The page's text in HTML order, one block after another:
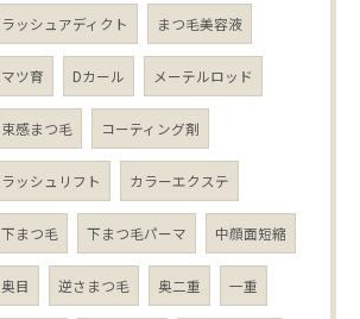
ラッシュアディクト まつ毛美容液
マツ育 Dカール メーテルロッド
束感まつ毛 コーティング剤
ラッシュリフト カラーエクステ
下まつ毛 下まつ毛パーマ 中顔面短縮
奥目 逆さまつ毛 奥二重 一重